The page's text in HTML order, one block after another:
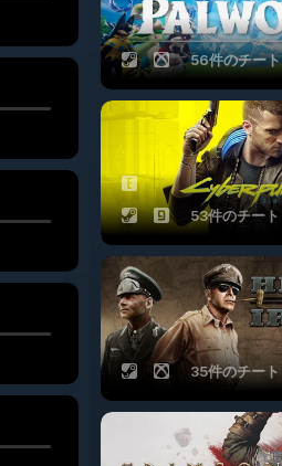
56件のチート
53件のチート
35件のチート